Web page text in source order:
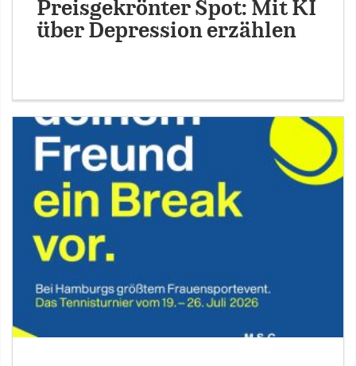
Preisgekrönter Spot: Mit KI
über Depression erzählen